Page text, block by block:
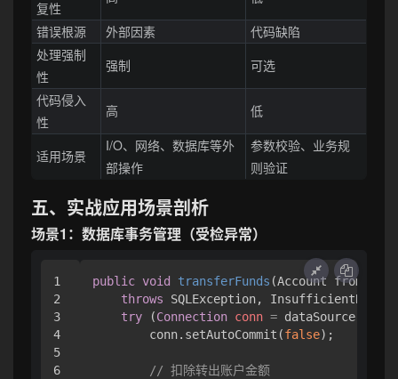
复性
错误根源
外部因素
代码缺陷
处理强制
性
强制
可选
代码侵入
性
高 低
适用场景
I/O、网络、数据库等外
部操作
参数校验、业务规
则验证
五、实战应用场景剖析
场景1：数据库事务管理（受检异常）
1
2
3
4
5
6
public void transferFunds (Account from,
throws SQLException,
try (Connection conn =
        conn.setAutoCommit(
false);
// 扣除转出账户金额